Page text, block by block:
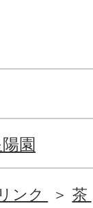
園
ンク
茶